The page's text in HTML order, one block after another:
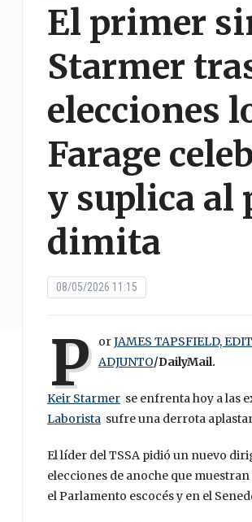
El primer
Starmer
elecciones
Farage
y suplica al
dimita
08/05/2026 11:15
P orJAMES TAPSFIELD,
ADJUNTO/DailyMail.
Keir Starmerse enfrenta hoy a las
Laboristasufre una derrota
El líder del TSSA pidió un nuevo
elecciones de anoche que
el Parlamento escocés y en el